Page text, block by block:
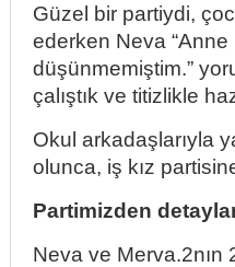
Güzel bir partiydi,
ederken Neva “Anne
düşünmemiştim.”
çalıştık ve titizlikle
Okul arkadaşlarıyla
olunca, iş kız
Partimizden
Neva ve Merva.2nın